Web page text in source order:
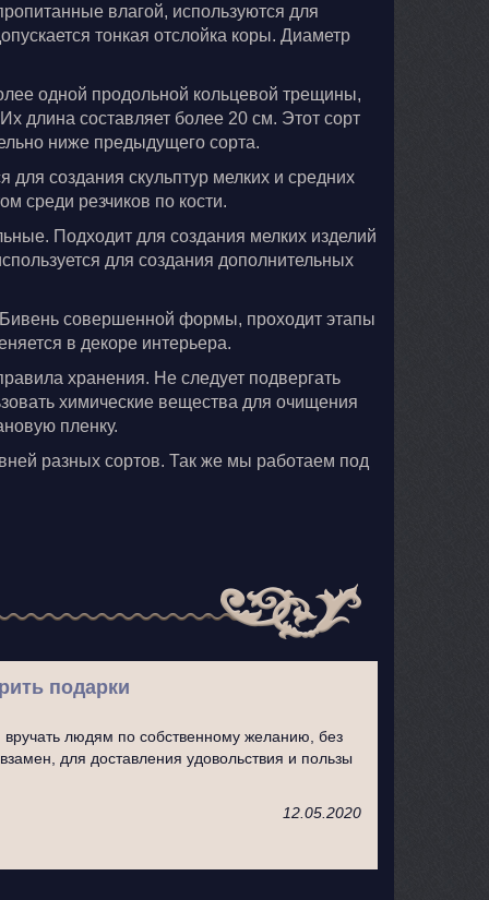
влагой, используются для
тонкая отслойка коры. Диаметр
одной продольной кольцевой трещины,
длина составляет более 20 см. Этот сорт
ниже предыдущего сорта.
для создания скульптур мелких и средних
среди резчиков по кости.
Подходит для создания мелких изделий
для создания дополнительных
совершенной формы, проходит этапы
в декоре интерьера.
хранения. Не следует подвергать
химические вещества для очищения
пленку.
разных сортов. Так же мы работаем под
подарки
вручать людям по собственному желанию, без
для доставления удовольствия и пользы
12.05.2020